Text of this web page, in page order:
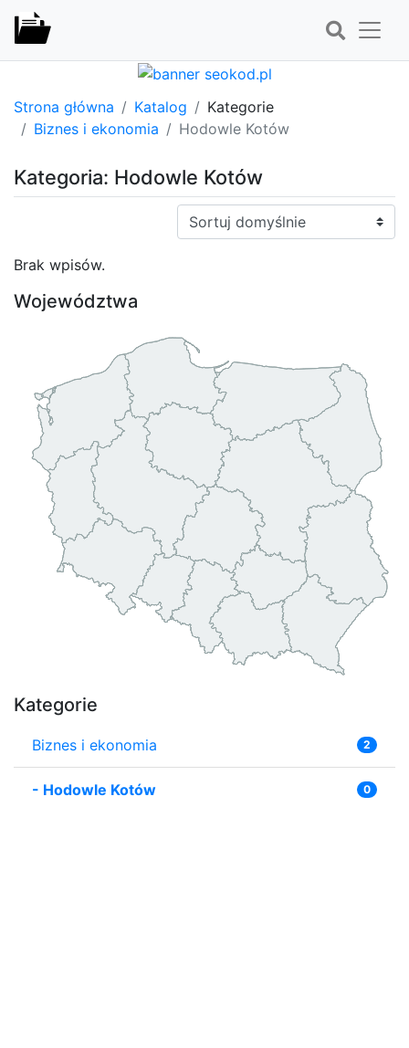
Strona główna Katalog
Kategorie
Biznes i ekonomia
Hodowle Kotów
Kategoria: Hodowle Kotów
Sortuj:
Brak wpisów.
Województwa
Kategorie
Biznes i ekonomia 2
- Hodowle Kotów 0